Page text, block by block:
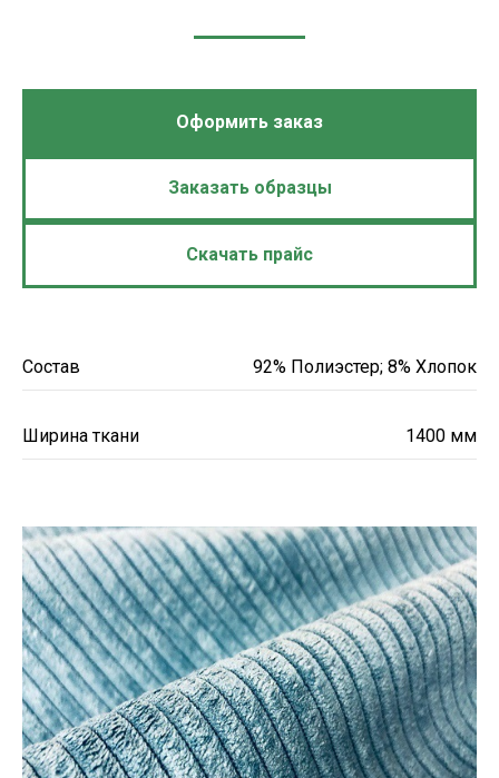
Оформить заказ
Заказать образцы
Скачать прайс
Состав 92% Полиэстер; 8% Хлопок
Ширина ткани 1400 мм